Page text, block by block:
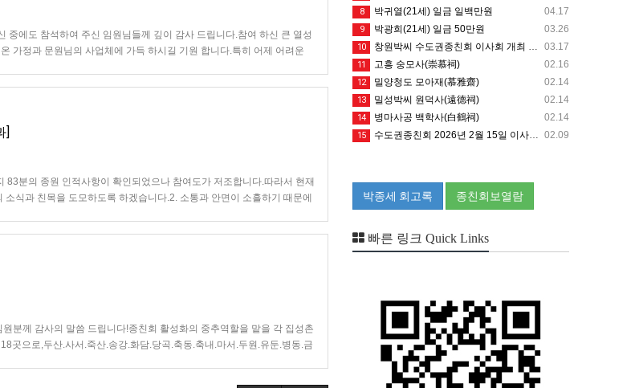
중에도 참석하여 주신 임원님들께 깊이 감사 드립니다.참여 하신 큰 열성
가정과 문원님의 사업체에 가득 하시길 기원 합니다.특히 어제 어려운
]
83분의 종원 인적사항이 확인되었으나 참여도가 저조합니다.따라서 현재
식과 친목을 도모하도록 하겠습니다.2. 소통과 안면이 소흘하기 때문에
분께 감사의 말씀 드립니다!종친회 활성화의 중추역할을 맡을 각 집성촌
곳으로,두산.사서.죽산.송강.화담.당곡.축동.축내.마서.두원.유둔.병동.금
04.17
8
박귀열(21세) 일금 일백만원
03.26
9
박광희(21세) 일금 50만원
03.17
10
창원박씨 수도권종친회 이사회 개최 안내 - 26.4.19 (일) 10시
02.16
11
고흥 숭모사(崇慕祠)
02.14
12
밀양청도 모아재(慕雅齋)
02.14
13
밀성박씨 원덕사(遠德祠)
02.14
14
병마사공 백학사(白鶴祠)
02.09
15 수도권종친회 2026년 2월 15일 이사회 개최 안내
박종세 회고록 종친회보열람
빠른 링크 Quick Links